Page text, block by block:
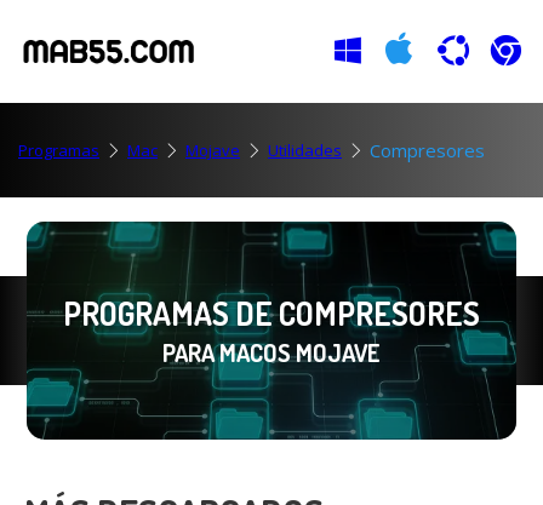
Programas Mac Mojave Utilidades Compresores
PROGRAMAS DE COMPRESORES
PARA MACOS MOJAVE